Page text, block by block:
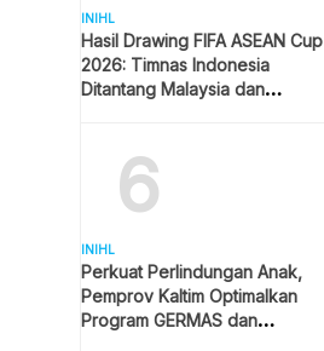
INIHL
Hasil Drawing FIFA ASEAN Cup
2026: Timnas Indonesia
Ditantang Malaysia dan
6
INIHL
Perkuat Perlindungan Anak,
Pemprov Kaltim Optimalkan
Program GERMAS dan